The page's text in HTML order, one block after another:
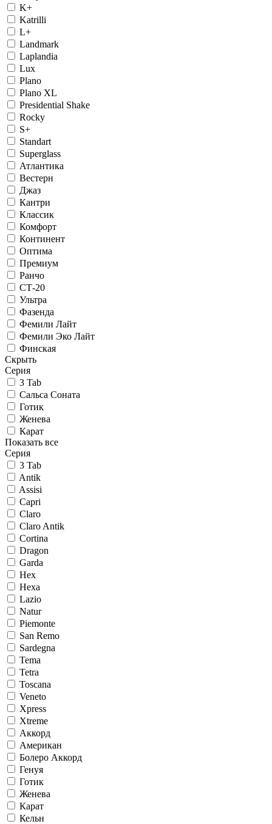
K+
Katrilli
L+
Landmark
Laplandia
Lux
Plano
Plano XL
Presidential Shake
Rocky
S+
Standart
Superglass
Атлантика
Вестерн
Джаз
Кантри
Классик
Комфорт
Континент
Оптима
Премиум
Ранчо
СТ-20
Ультра
Фазенда
Фемили Лайт
Фемили Эко Лайт
Финская
Скрыть
Серия
3 Tab
Сальса Соната
Готик
Женева
Карат
Показать все
Серия
3 Tab
Antik
Assisi
Capri
Claro
Claro Antik
Cortina
Dragon
Garda
Hex
Hexa
Lazio
Natur
Piemonte
San Remo
Sardegna
Tema
Tetra
Toscana
Veneto
Xpress
Xtreme
Аккорд
Американ
Болеро Аккорд
Генуя
Готик
Женева
Карат
Кельн